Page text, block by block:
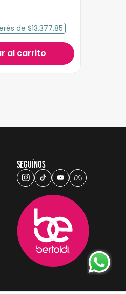
de $13.377,85
al carrito
Seguínos